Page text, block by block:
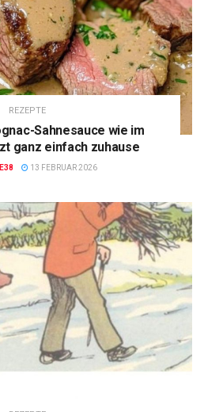
REZEPTE
Sahnesauce wie im
ganz einfach zuhause
13 FEBRUAR 2026